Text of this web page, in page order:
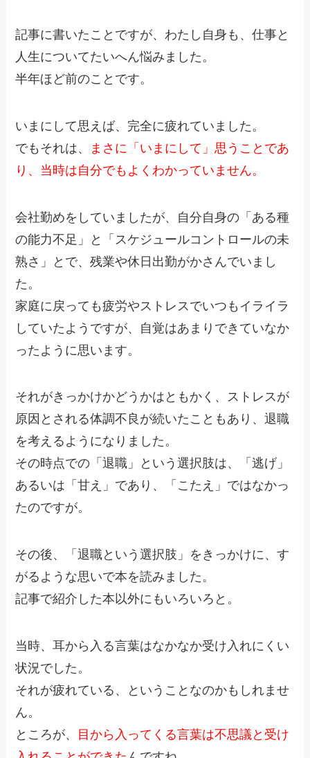
記事に書いたことですが、わたし自身も、仕事と
人生についてたいへん悩みました。
半年ほど前のことです。
いまにして思えば、完全に疲れていました。
でもそれは、
まさに「いまにして」思うことであ
り、当時は自分でもよくわかっていません。
会社勤めをしていましたが、自分自身の「ある種
の能力不足」と「スケジュールコントロールの未
熟さ」とで、残業や休日出勤がかさんでいまし
た。
家庭に戻っても疲労やストレスでいつもイライラ
していたようですが、自覚はあまりできていなか
ったように思います。
それがきっかけかどうかはともかく、ストレスが
原因とされる体調不良が続いたこともあり、退職
を考えるようになりました。
その時点での「退職」という選択肢は、「逃げ」
あるいは「甘え」であり、「こたえ」ではなかっ
たのですが。
その後、「退職という選択肢」をきっかけに、す
がるような思いで本を読みました。
記事で紹介した本以外にもいろいろと。
当時、耳から入る言葉はなかなか受け入れにくい
状況でした。
それが疲れている、ということなのかもしれませ
ん。
ところが、
目から入ってくる言葉は不思議と受け